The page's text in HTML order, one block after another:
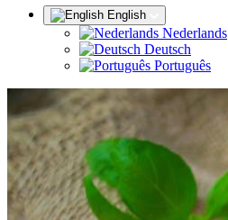
English
Nederlands
Deutsch
Português